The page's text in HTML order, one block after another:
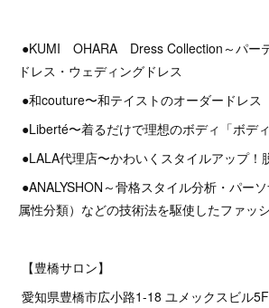
●KUMI OHARA Dress Collection～パー
ドレス・ウェディングドレス
●和couture〜和テイストのオーダードレス
●Liberté〜着るだけで理想のボディ「ボデ
●LALA代理店〜かわいくスタイルアップ！
●ANALYSHON～骨格スタイル分析・パー
属性分類）などの技術法を駆使したファッ
【豊橋サロン】
愛知県豊橋市広小路1-18 ユメックスビル